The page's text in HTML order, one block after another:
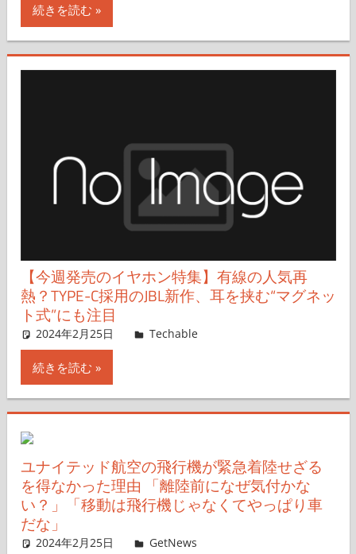
続きを読む
【今週発売のイヤホン特集】有線の人気再
熱？TYPE-C採用のJBL新作、耳を挟む“マグネッ
ト式”にも注目
2024年2月25日 Haruka Isobe
Techable
続きを読む
ユナイテッド航空の飛行機が緊急着陸せざる
を得なかった理由 「離陸前になぜ気付かな
い？」「移動は飛行機じゃなくてやっぱり車
だな」
2024年2月25日 GetNews